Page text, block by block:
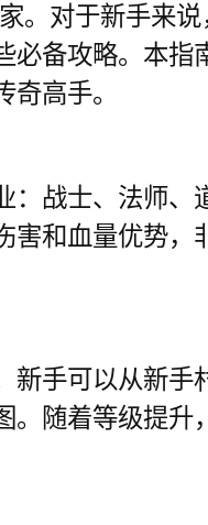
。对于新手来
必备攻略。本指
高手。
：战士、法师、
害和血量优势，
新手可以从新手
。随着等级提升